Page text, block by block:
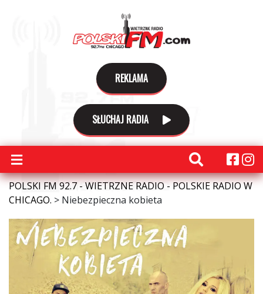
REKLAMA
SŁUCHAJ RADIA
POLSKI FM 92.7 - WIETRZNE RADIO - POLSKIE RADIO W
CHICAGO. > Niebezpieczna kobieta